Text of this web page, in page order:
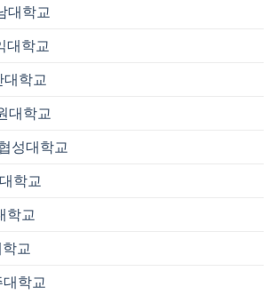
대학교
대학교
대학교
대학교
성대학교
학교
학교
교
대학교